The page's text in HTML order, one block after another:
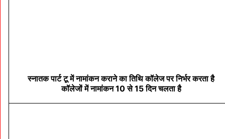
स्नातक पार्ट टू में नामांकन कराने का तिथि कॉलेज पर निर्भर करता है
कॉलेजों में नामांकन 10 से 15 दिन चलता है